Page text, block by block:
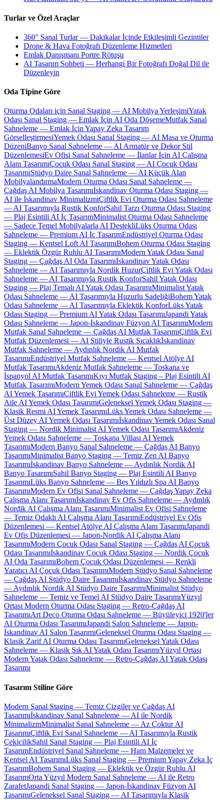
Turlar ve Özel Araçlar
360° Sanal Turlar — Dakikalar İçinde Etkileşimli Gezintiler
Drone & Hava Fotoğrafı Düzenleme Hizmetleri
Emlak Danışmanı Portre Rötuşu
AI Tasarım Sohbeti — Herhangi Bir Fotoğrafı Doğal Dil ile
Düzenleyin
Oda Tipine Göre
Oturma Odaları için Sanal Staging — AI Mobilya YerleşimiYatak
Odası Sanal Staging — Emlak İçin AI Oda DöşemeMutfak Sanal
Sahneleme — Emlak İçin Yapay Zeka Tasarım
GörselleştirmesiYemek Odası Sanal Staging — AI Masa ve Oturma
DüzeniBanyo Sanal Sahneleme — AI Armatür ve Dekor Stil
DüzenlemesiEv Ofisi Sanal Sahneleme — İlanlar İçin AI Çalışma
Alanı TasarımıÇocuk Odası Sanal Staging — AI Çocuk Odası
TasarımıStüdyo Daire Sanal Sahneleme — AI Küçük Alan
MobilyalandırmaModern Oturma Odası Sanal Sahneleme —
Çağdaş AI Mobilya Tasarımıİskandinav Oturma Odası Staging —
AI ile İskandinav MinimalizmiÇiftlik Evi Oturma Odası Sahneleme
— AI Tasarımıyla Rustik KonforSahil Tarzı Oturma Odası Staging
— Plaj Esintili AI İç TasarımMinimalist Oturma Odası Sahneleme
— Sadece Temel Mobilyalarla AI DestekliLüks Oturma Odası
Sahneleme — Premium AI İç TasarımEndüstriyel Oturma Odası
Staging — Kentsel Loft AI TasarımıBohem Oturma Odası Staging
— Eklektik Özgür Ruhlu AI TasarımıModern Yatak Odası Sanal
Staging — Çağdaş AI Oda Tasarımıİskandinav Yatak Odası
Sahneleme — AI Tasarımıyla Nordik HuzurÇiftlik Evi Yatak Odası
Sahneleme — AI Tasarımıyla Rustik KonforSahil Yatak Odası
Staging — Plaj Temalı AI Yatak Odası TasarımıMinimalist Yatak
Odası Sahneleme — AI Tasarımıyla Huzurlu SadeliğiBohem Yatak
Odası Sahneleme — AI Tasarımıyla Eklektik KonforLüks Yatak
Odası Staging — Premium AI Yatak Odası TasarımıJapandi Yatak
Odası Sahneleme — Japon-İskandinav Füzyon AI TasarımıModern
Mutfak Sanal Sahneleme — Çağdaş AI Mutfak TasarımıÇiftlik Evi
Mutfak Düzenlemesi — AI Stiliyle Rustik Sıcaklıkİskandinav
Mutfak Sahneleme — Aydınlık Nordik AI Mutfak
TasarımıEndüstriyel Mutfak Sahneleme — Kentsel Atölye AI
Mutfak TasarımıAkdeniz Mutfak Sahneleme — Toskana ve
İspanyol AI Mutfak TasarımıKıyı Mutfak Staging – Plaj Esintili AI
Mutfak TasarımıModern Yemek Odası Sanal Sahneleme — Çağdaş
AI Yemek TasarımıÇiftlik Evi Yemek Odası Sahneleme — Rustik
Aile AI Yemek Odası TasarımıGeleneksel Yemek Odası Staging —
Klasik Resmi AI Yemek TasarımıLüks Yemek Odası Sahneleme —
Üst Düzey AI Yemek Odası Tasarımıİskandinav Yemek Odası Sanal
Staging — Nordik Minimalist AI Yemek Odası TasarımıAkdeniz
Yemek Odası Sahneleme — Toskana Villası AI Yemek
TasarımıModern Banyo Sanal Sahneleme — Çağdaş AI Banyo
TasarımıMinimalist Banyo Staging — Temiz Zen AI Banyo
Tasarımıİskandinav Banyo Sahneleme — Aydınlık Nordik AI
Banyo TasarımıSahil Banyo Staging — Plaj Esintili AI Banyo
TasarımıLüks Banyo Sahneleme — Beş Yıldızlı Spa AI Banyo
TasarımıModern Ev Ofisi Sanal Sahneleme — Çağdaş Yapay Zeka
Çalışma Alanı Tasarımıİskandinav Ev Ofis Sahneleme — Aydınlık
Nordik AI Çalışma Alanı TasarımıMinimalist Ev Ofisi Sahneleme
— Temiz Odaklı AI Çalışma Alanı TasarımıEndüstriyel Ev Ofis
Düzenlemesi — Kentsel Atölye AI Çalışma Alanı TasarımıJapandi
Ev Ofis Düzenlemesi — Japon-Nordik AI Çalışma Alanı
TasarımıModern Çocuk Odası Sanal Staging — Çağdaş AI Çocuk
Odası Tasarımıİskandinav Çocuk Odası Staging — Nordik Çocuk
AI Oda TasarımıBohem Çocuk Odası Düzenlemesi — Renkli
Yaratıcı AI Çocuk Odası TasarımıModern Stüdyo Sanal Sahneleme
— Çağdaş AI Stüdyo Daire Tasarımıİskandinav Stüdyo Sahneleme
— Aydınlık Nordik AI Stüdyo Daire TasarımıMinimalist Stüdyo
Sahneleme — Temiz ve Temel AI Stüdyo Daire TasarımıYüzyıl
Ortası Modern Oturma Odası Staging — Retro-Çağdaş AI
TasarımıArt Deco Oturma Odası Sahneleme — Büyüleyici 1920'ler
AI Oturma Odası TasarımıJapandi Salon Sahneleme — Japon-
İskandinav AI Salon TasarımıGeleneksel Oturma Odası Staging —
Klasik Zarif AI Oturma Odası TasarımıGeleneksel Yatak Odası
Sahneleme — Klasik Şık AI Yatak Odası TasarımıYüzyıl Ortası
Modern Yatak Odası Sahneleme — Retro-Çağdaş AI Yatak Odası
Tasarımı
Tasarım Stiline Göre
Modern Sanal Staging — Temiz Çizgiler ve Çağdaş AI
Tasarımıİskandinav Sanal Sahneleme — AI ile Nordik
MinimalizmMinimalist Sanal Sahneleme — Az Çoktur AI
TasarımıÇiftlik Evi Sanal Sahneleme — AI Tasarımıyla Rustik
ÇekicilikSahil Sanal Staging — Plaj Esintili AI İç
TasarımEndüstriyel Sanal Sahneleme — Ham Malzemeler ve
Kentsel AI TasarımıLüks Sanal Staging — Premium Yapay Zeka İç
TasarımBohem Sanal Staging — Eklektik ve Özgür Ruhlu AI
TasarımOrta Yüzyıl Modern Sanal Sahneleme — AI ile Retro
ZarafetJapandi Sanal Staging — Japon-İskandinav Füzyon AI
TasarımıGeleneksel Sanal Staging — AI Tasarımıyla Klasik